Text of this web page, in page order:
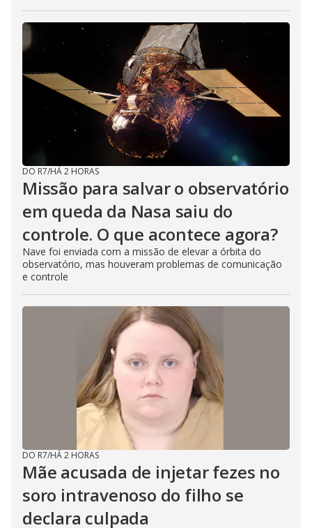
DO R7/HÁ 2 HORAS
Missão para salvar o observatório
em queda da Nasa saiu do
controle. O que acontece agora?
Nave foi enviada com a missão de elevar a órbita do
observatório, mas houveram problemas de comunicação
e controle
DO R7/HÁ 2 HORAS
Mãe acusada de injetar fezes no
soro intravenoso do filho se
declara culpada